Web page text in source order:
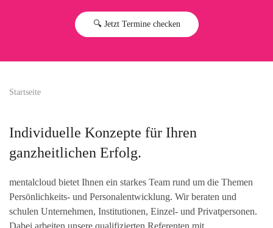
🔍 Jetzt Termine checken
Startseite
Individuelle Konzepte für Ihren
ganzheitlichen Erfolg.
mentalcloud bietet Ihnen ein starkes Team rund um die Themen
Persönlichkeits- und Personalentwicklung. Wir beraten und
schulen Unternehmen, Institutionen, Einzel- und Privatpersonen.